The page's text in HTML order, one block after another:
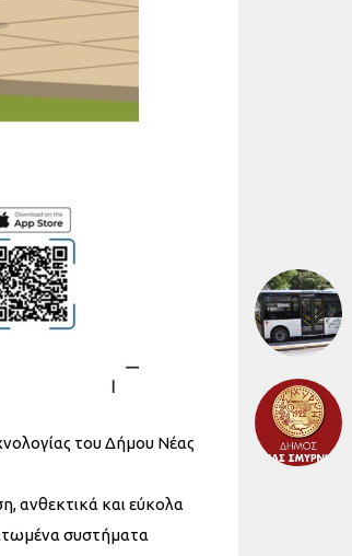
του Δήμου Νέας
ανθεκτικά και εύκολα
συστήματα